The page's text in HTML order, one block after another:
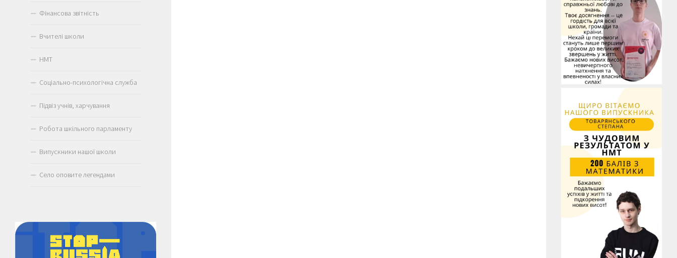
Фінансова звітність
Вчителі школи
НМТ
Соціально-психологічна служба
Підвіз учнів, харчування
Робота шкільного парламенту
Випускники нашої школи
Село оповите легендами